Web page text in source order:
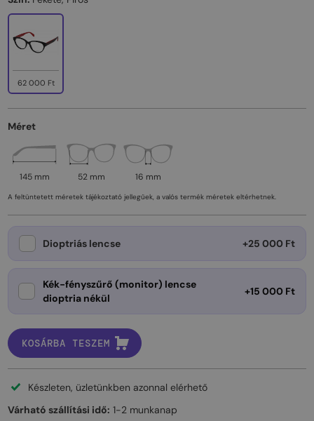
62 000 Ft
Méret
145 mm 52 mm 16 mm
A feltüntetett méretek tájékoztató jellegűek, a valós termék méretek eltérhetnek.
Dioptriás lencse +25 000 Ft
Kék-fényszűrő (monitor) lencse
dioptria nékül
+15 000 Ft
KOSÁRBA TESZEM
Készleten, üzletünkben azonnal elérhető
Várható szállítási idő: 1-2 munkanap